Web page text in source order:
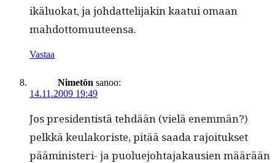
ikälu­okat, ja joh­dat­teli­jakin kaa­tui omaan
mahdottomuuteensa.
Vastaa
Nimetön sanoo:
14.11.2009 19:49
Jos pres­i­den­tistä tehdään (vielä enem­män?)
pelkkä keu­lako­riste, pitää saa­da rajoituk­set
päämin­is­teri- ja puolue­jo­hta­jakausien määrään